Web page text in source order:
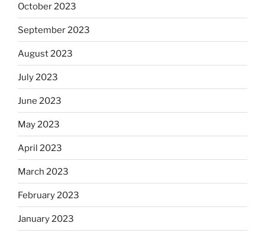
October 2023
September 2023
August 2023
July 2023
June 2023
May 2023
April 2023
March 2023
February 2023
January 2023